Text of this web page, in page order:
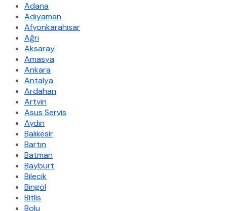
Adana
Adıyaman
Afyonkarahisar
Ağrı
Aksaray
Amasya
Ankara
Antalya
Ardahan
Artvin
Asus Servis
Aydın
Balıkesir
Bartın
Batman
Bayburt
Bilecik
Bingöl
Bitlis
Bolu